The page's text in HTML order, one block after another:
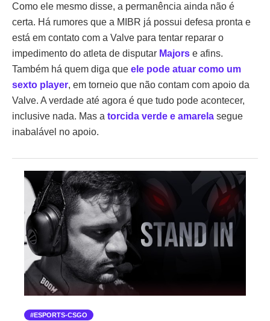
Como ele mesmo disse, a permanência ainda não é
certa. Há rumores que a MIBR já possui defesa pronta e
está em contato com a Valve para tentar reparar o
impedimento do atleta de disputar Majors e afins.
Também há quem diga que ele pode atuar como um
sexto player, em torneio que não contam com apoio da
Valve. A verdade até agora é que tudo pode acontecer,
inclusive nada. Mas a torcida verde e amarela segue
inabalável no apoio.
ESPORTS-CSGO